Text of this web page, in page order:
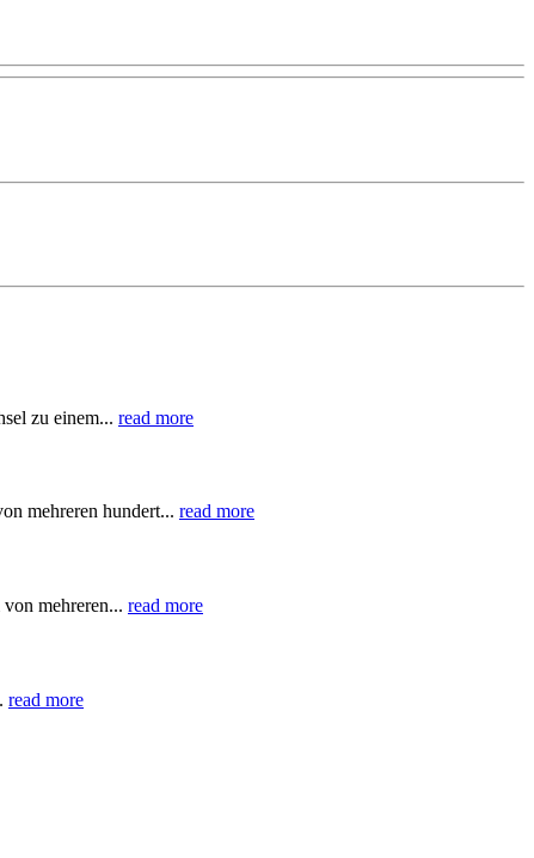
zu einem... read more
mehreren hundert... read more
mehreren... read more
read more